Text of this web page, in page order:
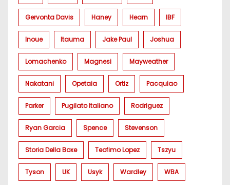
Gervonta Davis Haney Hearn IBF
Inoue Itauma Jake Paul Joshua
Lomachenko Magnesi Mayweather
Nakatani Opetaia Ortiz Pacquiao
Parker Pugilato Italiano Rodriguez
Ryan Garcia Spence Stevenson
Storia Della Boxe Teofimo Lopez Tszyu
Tyson UK Usyk Wardley WBA